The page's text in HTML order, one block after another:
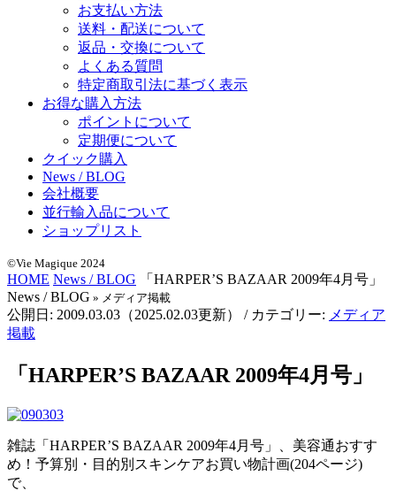
お支払い方法
送料・配送について
返品・交換について
よくある質問
特定商取引法に基づく表示
お得な購入方法
ポイントについて
定期便について
クイック購入
News / BLOG
会社概要
並行輸入品について
ショップリスト
©Vie Magique 2024
HOME News / BLOG
「HARPER’S BAZAAR 2009年4月号」
News / BLOG » メディア掲載
公開日: 2009.03.03 （2025.02.03更新） / カテゴリー: メディア
掲載
「HARPER’S BAZAAR 2009年4月号」
雑誌「HARPER’S BAZAAR 2009年4月号」、美容通おすす
め！予算別・目的別スキンケアお買い物計画(204ページ)
で、